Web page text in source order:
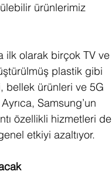
ürünlerimiz
ilk olarak birçok TV ve
plastik gibi
bellek ürünleri ve 5G
Samsung’un
özellikli hizmetleri de
etkiyi azaltıyor.